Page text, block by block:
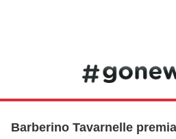
Barberino Tavarnelle